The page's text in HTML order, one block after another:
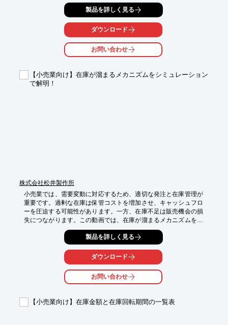
特定し、改善策を講じることが可能になります。本資料は、業務
プロセスを可視化するための具体的な進め方を「７つのステッ
プ」で解説します。プロジェクトの立ち上げから、棚卸し・可視
化・改善・運用・定着に至るまで、どのように進めれば失敗を防
ぎ、確実に成果を出せるのか。その全体像をつかむガイドとして
ご活用ください。
・在庫管理プロセスの可視化
・発注業務の効率化
・棚卸業務の改善
製品を詳しく見る
ダウンロード
お問い合わせ
【小売業向け】在庫が溜まるメカニズムをシミュレーション
で解明！
株式会社松井製作所
小売業では、需要変動に対応するため、適切な発注と在庫管理が
重要です。過剰な在庫は保管コストを増加させ、キャッシュフロ
ーを圧迫する可能性があります。一方、在庫不足は販売機会の損
失につながります。この動画では、在庫が溜まるメカニズムをシ
ミュレーションで解説し、発注予測の精度向上に役立つ情報を提
【活用シーン】
・発注業務の効率化
・在庫管理の見直し
・不良在庫の削減
・在庫管理の最適化
製品を詳しく見る
ダウンロード
お問い合わせ
【小売業向け】在庫金額と在庫回転期間の一覧表